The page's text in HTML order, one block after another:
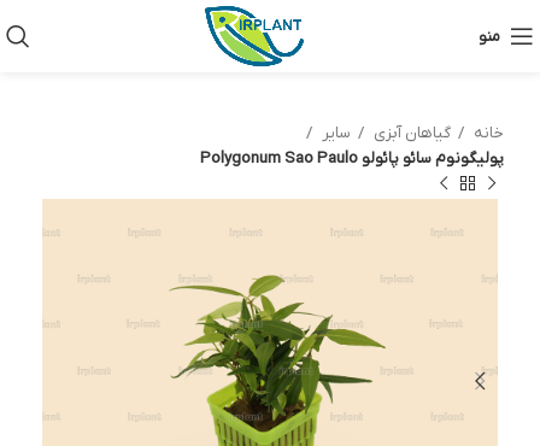
منو
خانه گیاهان آبزی
سایر
پولیگونوم سائو پائولو Polygonum Sao Paulo